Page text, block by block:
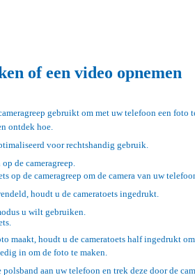
of een video opnemen
gebruikt om met uw telefoon een foto
ontdek hoe.
voor rechtshandig gebruik.
de cameragreep.
op de cameragreep om de camera van uw
houdt u de cameratoets ingedrukt.
u wilt gebruiken.
maakt, houdt u de cameratoets half ingedrukt
in om de foto te maken.
polsband aan uw telefoon en trek deze door de